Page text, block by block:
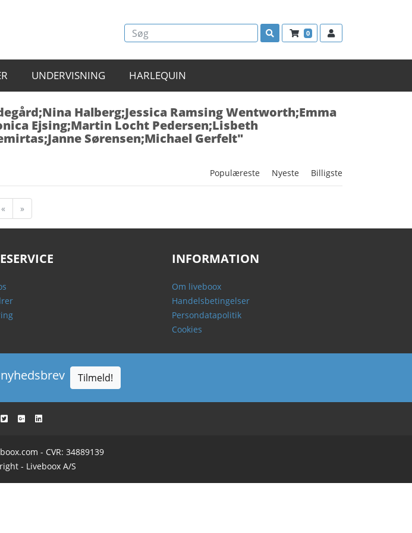
0
UNDERVISNING HARLEQUIN
Halberg;Jessica Ramsing Wentworth;Emma
Ejsing;Martin Locht Pedersen;Lisbeth
Sørensen;Michael Gerfelt"
Populæreste Nyeste Billigste
« »
INFORMATION
Om liveboox
Handelsbetingelser
Persondatapolitik
Cookies
Tilmeld!
- CVR: 34889139
- Liveboox A/S